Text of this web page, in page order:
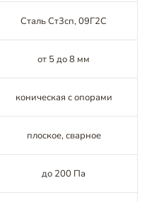
Сталь Ст3сп, 09Г2С
от 5 до 8 мм
коническая с опорами
плоское, сварное
до 200 Па